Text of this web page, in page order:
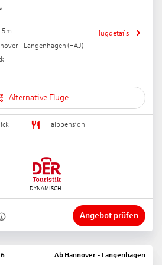
5m
- Langenhagen (HAJ)
Flugdetails
Alternative Flüge
Halbpension
Angebot prüfen
Ab Hannover - Langenhagen